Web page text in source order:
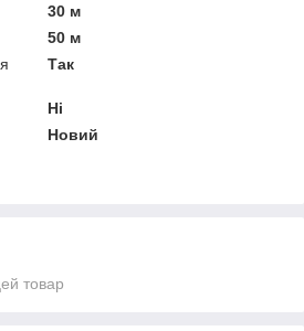
30 м
50 м
Так
Ні
Новий
товар